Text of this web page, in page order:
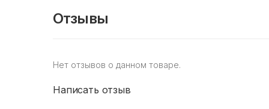
Отзывы
Нет отзывов о данном товаре.
Написать отзыв